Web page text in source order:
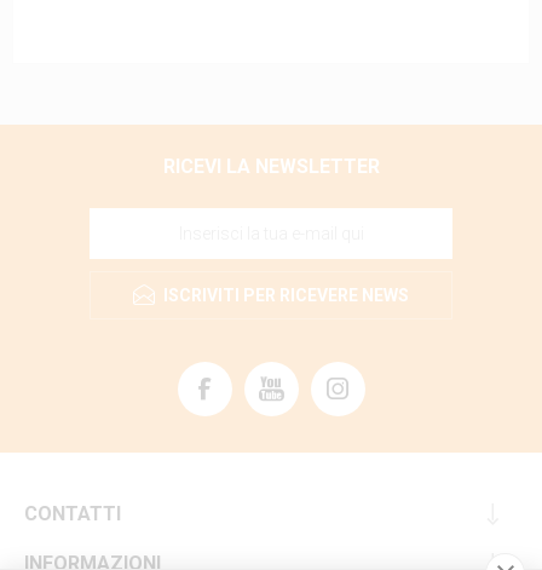
RICEVI LA NEWSLETTER
ISCRIVITI PER RICEVERE NEWS
CONTATTI
INFORMAZIONI